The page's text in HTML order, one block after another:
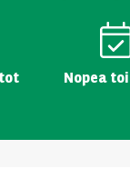
Nopea